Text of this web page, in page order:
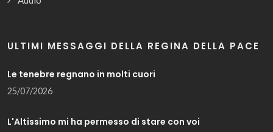
ULTIMI MESSAGGI DELLA REGINA DELLA PACE
Le tenebre regnano in molti cuori
25/07/2026
L'Altissimo mi ha permesso di stare con voi